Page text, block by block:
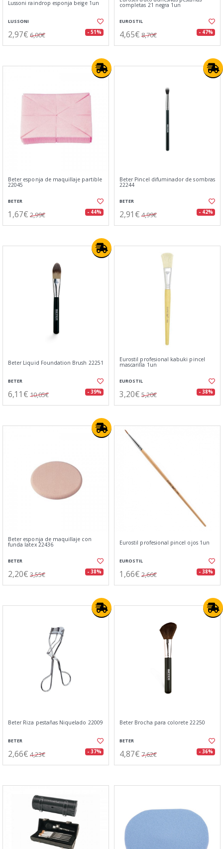
Lussoni raindrop esponja beige 1un
LUSSONI
2,97€ 6,00€ - 51%
completas 21 negra 1un
EUROSTIL
4,65€ 8,70€ - 47%
Beter esponja de maquillaje partible
22045
BETER
1,67€ 2,99€ - 44%
Beter Pincel difuminador de sombras
22244
BETER
2,91€ 4,99€ - 42%
Beter Liquid Foundation Brush 22251
BETER
6,11€ 10,05€ - 39%
Eurostil profesional kabuki pincel
mascarilla 1un
EUROSTIL
3,20€ 5,20€ - 38%
Beter esponja de maquillaje con
funda latex 22436
BETER
2,20€ 3,55€ - 38%
Eurostil profesional pincel ojos 1un
EUROSTIL
1,66€ 2,66€ - 38%
Beter Riza pestañas Niquelado 22009
BETER
2,66€ 4,23€ - 37%
Beter Brocha para colorete 22250
BETER
4,87€ 7,62€ - 36%